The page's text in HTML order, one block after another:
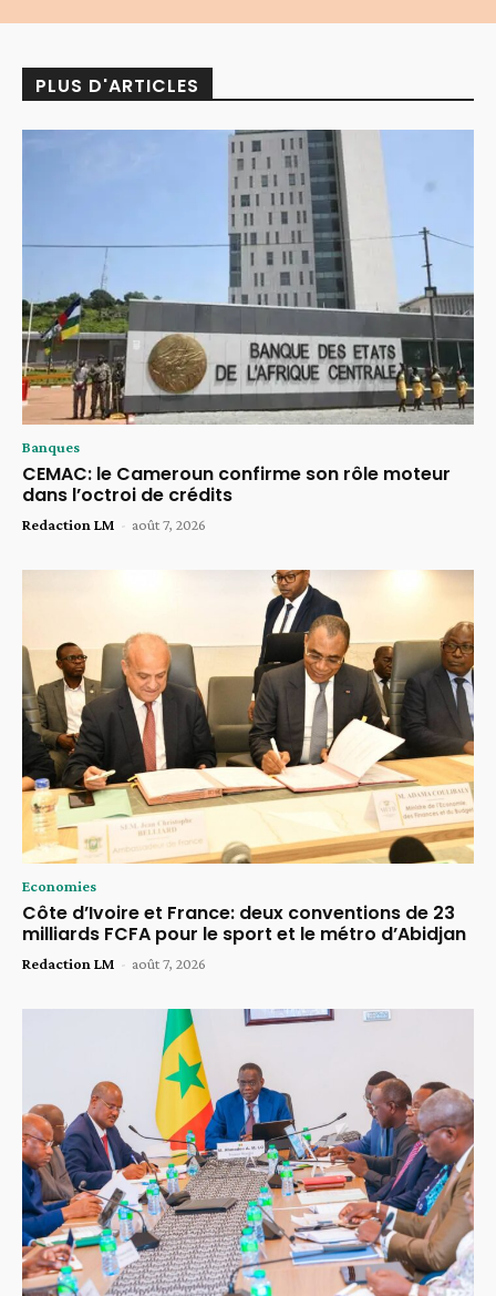
PLUS D'ARTICLES
Banques
CEMAC: le Cameroun confirme son rôle moteur
dans l’octroi de crédits
Redaction LM - août 7, 2026
Economies
Côte d’Ivoire et France: deux conventions de 23
milliards FCFA pour le sport et le métro d’Abidjan
Redaction LM - août 7, 2026